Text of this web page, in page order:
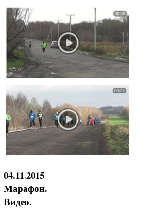
04.11.2015
Марафон.
Видео.